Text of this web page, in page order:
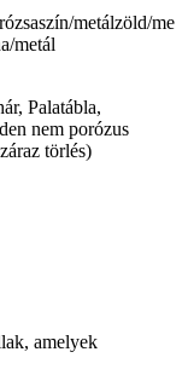
metálzöld/me
metál
Palatábla,
nem porózus
törlés)
amelyek